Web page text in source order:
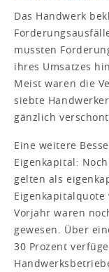
Das Handwerk
mussten
ihres Umsatzes
Meist waren die
siebte
gänzlich verschont.
Eine weitere
Eigenkapital:
gelten als
Eigenkapitalquote
Vorjahr waren
gewesen. Über
30 Prozent